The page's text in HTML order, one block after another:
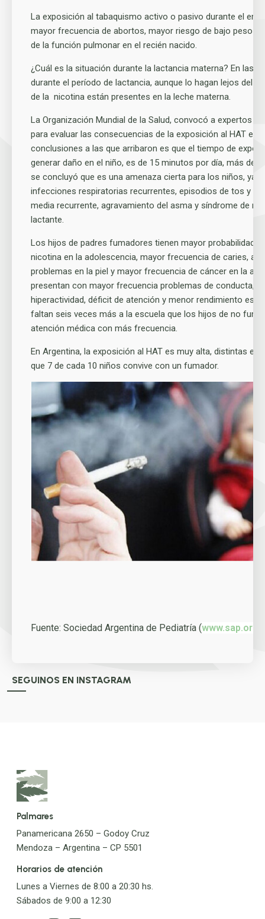
La exposición al tabaquismo activo o pasivo durante el
mayor frecuencia de abortos, mayor riesgo de bajo peso al
de la función pulmonar en el recién nacido.
¿Cuál es la situación durante la lactancia materna? En las
durante el período de lactancia, aunque lo hagan lejos del
de la nicotina están presentes en la leche materna.
La Organización Mundial de la Salud, convocó a expertos
para evaluar las consecuencias de la exposición al HAT en
conclusiones a las que arribaron es que el tiempo de
generar daño en el niño, es de 15 minutos por día, más de
se concluyó que es una amenaza cierta para los niños, ya
infecciones respiratorias recurrentes, episodios de tos y
media recurrente, agravamiento del asma y síndrome de
lactante.
Los hijos de padres fumadores tienen mayor probabilidad
nicotina en la adolescencia, mayor frecuencia de caries,
problemas en la piel y mayor frecuencia de cáncer en la
presentan con mayor frecuencia problemas de conducta,
hiperactividad, déficit de atención y menor rendimiento
faltan seis veces más a la escuela que los hijos de no
atención médica con más frecuencia.
En Argentina, la exposición al HAT es muy alta, distintas
que 7 de cada 10 niños convive con un fumador.
Fuente: Sociedad Argentina de Pediatría (
SEGUINOS EN INSTAGRAM
Palmares
Panamericana 2650 – Godoy Cruz
Mendoza – Argentina – CP 5501
Horarios de atención
Lunes a Viernes de 8:00 a 20:30 hs.
Sábados de 9:00 a 12:30